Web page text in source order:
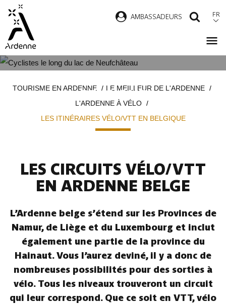
contenu
principal
AMBASSADEURS FR
BELGIQUE
d'ArianeTOURISME EN ARDENNE
LE MEILLEUR DE L'ARDENNE
L'ARDENNE À VÉLO
LES ITINÉRAIRES VÉLO/VTT EN BELGIQUE
LES CIRCUITS VÉLO/VTT
EN ARDENNE BELGE
L’Ardenne belge s’étend sur les Provinces de
Namur, de Liège et du Luxembourg et inclut
également une partie de la province du
Hainaut. Vous l’aurez deviné, il y a donc de
nombreuses possibilités pour des sorties à
vélo. Tous les niveaux trouveront un circuit
qui leur correspond. Que ce soit en VTT, vélo